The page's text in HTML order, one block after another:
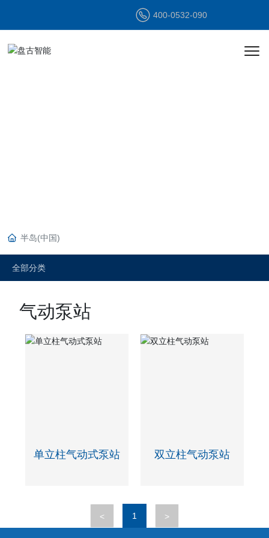
400-0532-090
半岛(中国)
全部分类
气动泵站
单立柱气动式泵站 双立柱气动泵站
< 1 >